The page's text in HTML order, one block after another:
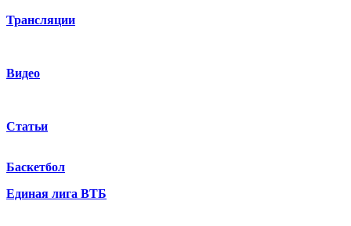
Трансляции
Видео
Статьи
Баскетбол
Единая лига ВТБ